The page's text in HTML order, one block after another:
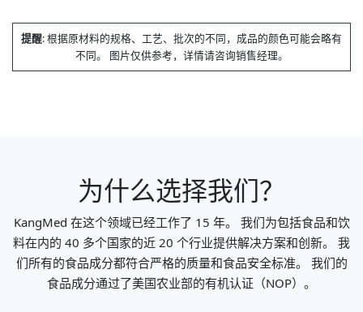
提醒: 根据原材料的规格、工艺、批次的不同，成品的颜色可能会略有
不同。 图片仅供参考，详情请咨询销售经理。
为什么选择我们？
KangMed 在这个领域已经工作了 15 年。 我们为包括食品和饮
料在内的 40 多个国家的近 20 个行业提供解决方案和创新。 我
们所有的食品成分都符合严格的质量和食品安全标准。 我们的
食品成分通过了美国农业部的有机认证（NOP）。